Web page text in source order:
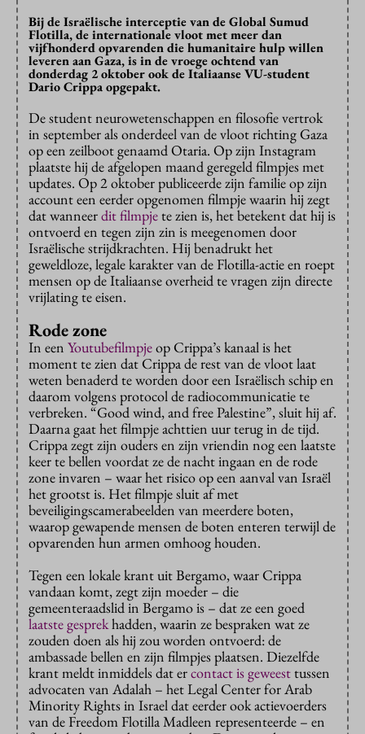
Bij de Israëlische interceptie van de Global Sumud
Flotilla, de internationale vloot met meer dan
vijfhonderd opvarenden die humanitaire hulp willen
leveren aan Gaza, is in de vroege ochtend van
donderdag 2 oktober ook de Italiaanse VU-student
Dario Crippa opgepakt.
De student neurowetenschappen en filosofie vertrok
in september als onderdeel van de vloot richting Gaza
op een zeilboot genaamd Otaria. Op zijn Instagram
plaatste hij de afgelopen maand geregeld filmpjes met
updates. Op 2 oktober publiceerde zijn familie op zijn
account een eerder opgenomen filmpje waarin hij zegt
dat wanneerdit filmpjete zien is, het betekent dat hij is
ontvoerd en tegen zijn zin is meegenomen door
Israëlische strijdkrachten. Hij benadrukt het
geweldloze, legale karakter van de Flotilla-actie en roept
mensen op de Italiaanse overheid te vragen zijn directe
vrijlating te eisen.
Rode zone
In een Youtubefilmpjeop Crippa’s kanaal is het
moment te zien dat Crippa de rest van de vloot laat
weten benaderd te worden door een Israëlisch schip en
daarom volgens protocol de radiocommunicatie te
verbreken. “Good wind, and free Palestine”, sluit hij af.
Daarna gaat het filmpje achttien uur terug in de tijd.
Crippa zegt zijn ouders en zijn vriendin nog een laatste
keer te bellen voordat ze de nacht ingaan en de rode
zone invaren – waar het risico op een aanval van Israël
het grootst is. Het filmpje sluit af met
beveiligingscamerabeelden van meerdere boten,
waarop gewapende mensen de boten enteren terwijl de
opvarenden hun armen omhoog houden.
Tegen een lokale krant uit Bergamo, waar Crippa
vandaan komt, zegt zijn moeder – die
gemeenteraadslid in Bergamo is – dat ze een goed
laatste gesprekhadden, waarin ze bespraken wat ze
zouden doen als hij zou worden ontvoerd: de
ambassade bellen en zijn filmpjes plaatsen. Diezelfde
krant meldt inmiddels dat ercontact is geweesttussen
advocaten van Adalah – het Legal Center for Arab
Minority Rights in Israel dat eerder ook actievoerders
van de Freedom Flotilla Madleen representeerde – en